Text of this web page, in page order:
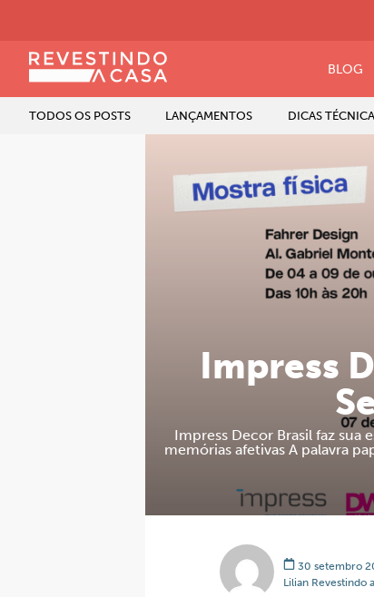
BLOG
TODOS OS POSTS LANÇAMENTOS DICAS
Impress
Impress Decor Brasil faz
memórias afetivas A palavra
30 setembro
Lilian Revestindo